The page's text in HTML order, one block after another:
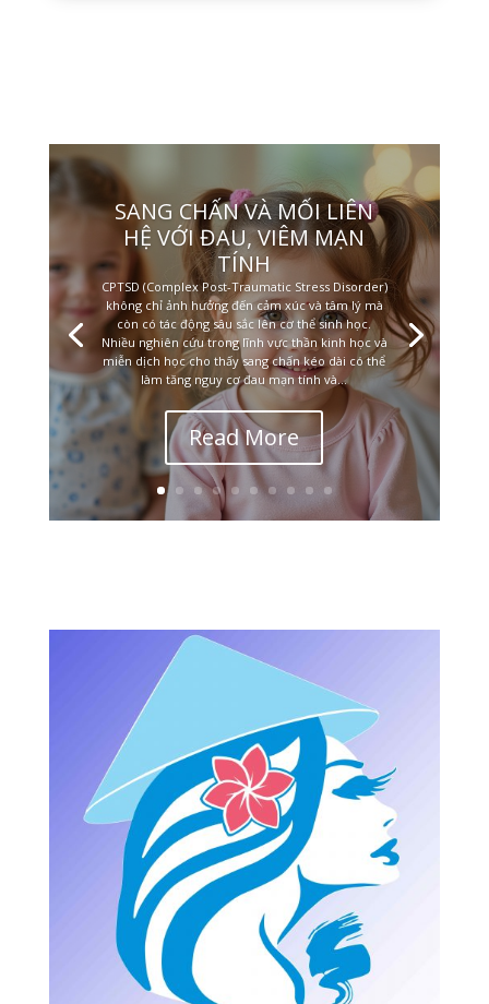
SANG CHẤN VÀ MỐI LIÊN
HỆ VỚI ĐAU, VIÊM MẠN
TÍNH
CPTSD (Complex Post-Traumatic Stress Disorder)
không chỉ ảnh hưởng đến cảm xúc và tâm lý mà
còn có tác động sâu sắc lên cơ thể sinh học.
Nhiều nghiên cứu trong lĩnh vực thần kinh học và
miễn dịch học cho thấy sang chấn kéo dài có thể
làm tăng nguy cơ đau mạn tính và...
Read More